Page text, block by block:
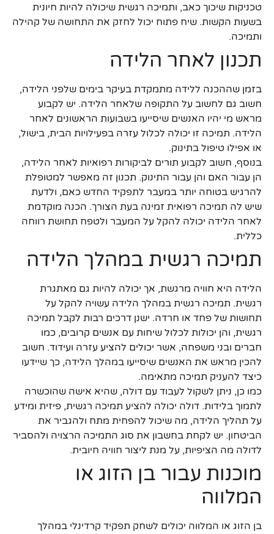
טכניקות שיכוך כאב, ותמיכה רגשית שיכולה להיות חיונית
בשעות הקשות. שיח פתוח יכול לחזק את התחושה של קהילה
ותמיכה.
תכנון לאחר הלידה
בזמן שההכנה ללידה מתמקדת בעיקר בימים שלפני הלידה,
חשוב גם לחשוב על התקופה שלאחר הלידה. יש לקבוע
מראש מי יהיו האנשים שיסייעו בשבועות הראשונים לאחר
הלידה. תמיכה זו יכולה לכלול עזרה בפעילויות הבית, בישול,
או אפילו טיפול בתינוק.
בנוסף, חשוב לקבוע תורים לביקורות רפואיות לאחר הלידה,
הן עבור האם והן עבור התינוק. תכנון זה מאפשר למטופלת
להרגיש בטוחה יותר במעבר לתפקיד החדש כאם, ולדעת
שיש לה תמיכה רפואית זמינה בעת הצורך. הכנה מוקדמת
לאחר הלידה יכולה להקל על המעבר ולטפח תחושת רווחה
כללית.
תמיכה רגשית במהלך הלידה
הלידה היא חוויה מרגשת, אך יכולה להיות גם מאתגרת
רגשית. תמיכה רגשית במהלך הלידה עשויה להקל על
תחושות של פחד או חרדה. ישנן דרכים רבות לקבל תמיכה
רגשית, והן יכולות לכלול שיחות עם אנשים קרובים, כמו
חברים ובני משפחה, אשר יכולים להציע עזרה ועידוד. חשוב
להכין מראש את האנשים שיסייעו במהלך הלידה, כך שיידעו
כיצד להעניק תמיכה מתאימה.
כמו כן, ניתן לשקול לעבוד עם דולה, שהיא אישה שהוכשרה
לתמוך בלידות. דולה יכולה להציע תמיכה רגשית, פיזית ומידע
על תהליך הלידה, מה שיכול להפחית מתח ולהגביר את
הביטחון. יש לקחת בחשבון את סוג התמיכה הרצויה ולהסביר
לדולה מה הציפיות, על מנת ליצור חוויה חיובית.
מוכנות עבור בן הזוג או
המלווה
בן הזוג או המלווה יכולים לשחק תפקיד קרדינלי במהלך